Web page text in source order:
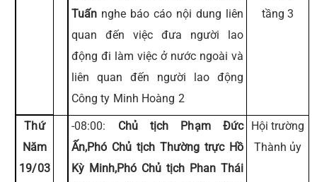
Tuấn nghe báo cáo nội dung liên
quan đến việc đưa người lao
động đi làm việc ở nước ngoài và
liên quan đến người lao động
Công ty Minh Hoàng 2
tầng 3
Thứ
Năm
19/03
-08:00: Chủ tịch Phạm Đức
Ấn,Phó Chủ tịch Thường trực Hồ
Kỳ Minh,Phó Chủ tịch Phan Thái
Hội trường
Thành ủy